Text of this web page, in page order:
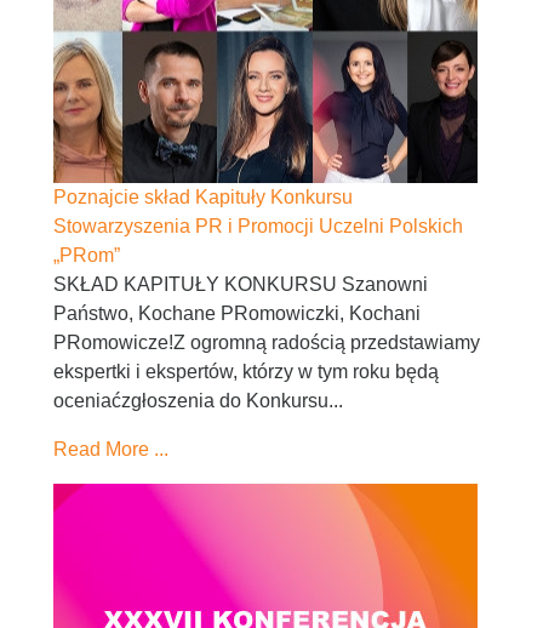
Poznajcie skład Kapituły Konkursu
Stowarzyszenia PR i Promocji Uczelni Polskich
„PRom”
SKŁAD KAPITUŁY KONKURSU Szanowni
Państwo, Kochane PRomowiczki, Kochani
PRomowicze!Z ogromną radością przedstawiamy
ekspertki i ekspertów, którzy w tym roku będą
oceniaćzgłoszenia do Konkursu...
Read More ...